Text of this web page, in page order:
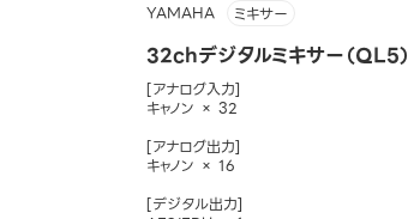
YAMAHA ミキサー
32chデジタルミキサー（QL5）
[アナログ入力]
キャノン × 32
[アナログ出力]
キャノン × 16
[デジタル出力]